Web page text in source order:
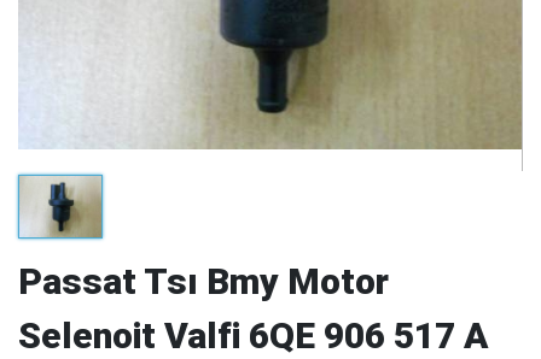
Passat Tsı Bmy Motor
Selenoit Valfi 6QE 906 517 A